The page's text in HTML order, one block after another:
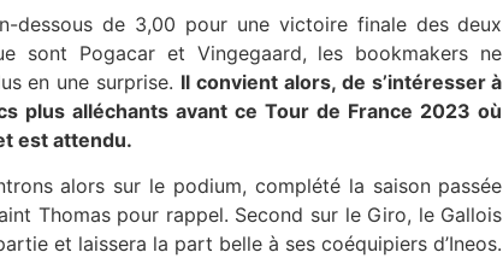
dessous de 3,00 pour une victoire finale des deux
sont Pogacar et Vingegaard, les bookmakers ne
en une surprise. Il convient alors, de s’intéresser à
plus alléchants avant ce Tour de France 2023 où
est attendu.
alors sur le podium, complété la saison passée
Thomas pour rappel. Second sur le Giro, le Gallois
et laissera la part belle à ses coéquipiers d’Ineos.